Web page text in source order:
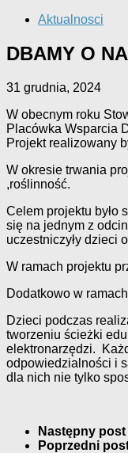
Aktualnosci
DBAMY O
31 grudnia, 2024
W obecnym roku
Placówka Wsparcia
Projekt realizowany
W okresie trwania
,roślinność.
Celem projektu było
się na jednym z
uczestniczyły dzieci
W ramach projektu
Dodatkowo w
Dzieci podczas
tworzeniu ścieżki
elektronarzędzi.
odpowiedzialności i
dla nich nie tylko
Następny post
Poprzedni